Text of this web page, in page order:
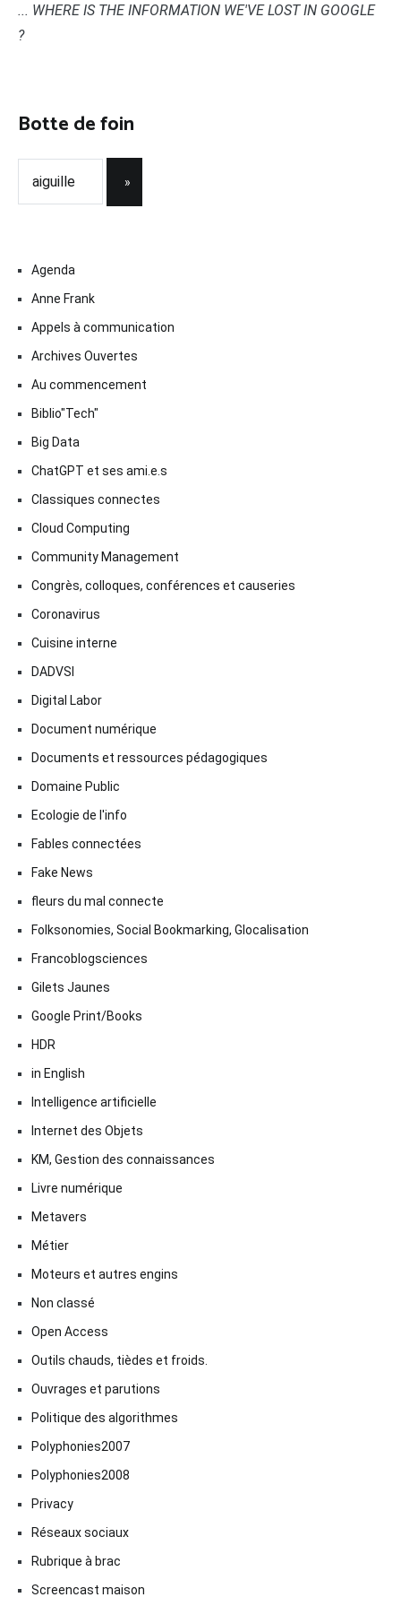
... WHERE IS THE INFORMATION WE'VE LOST IN GOOGLE
?
Botte de foin
Agenda
Anne Frank
Appels à communication
Archives Ouvertes
Au commencement
Biblio"Tech"
Big Data
ChatGPT et ses ami.e.s
Classiques connectes
Cloud Computing
Community Management
Congrès, colloques, conférences et causeries
Coronavirus
Cuisine interne
DADVSI
Digital Labor
Document numérique
Documents et ressources pédagogiques
Domaine Public
Ecologie de l'info
Fables connectées
Fake News
fleurs du mal connecte
Folksonomies, Social Bookmarking, Glocalisation
Francoblogsciences
Gilets Jaunes
Google Print/Books
HDR
in English
Intelligence artificielle
Internet des Objets
KM, Gestion des connaissances
Livre numérique
Metavers
Métier
Moteurs et autres engins
Non classé
Open Access
Outils chauds, tièdes et froids.
Ouvrages et parutions
Politique des algorithmes
Polyphonies2007
Polyphonies2008
Privacy
Réseaux sociaux
Rubrique à brac
Screencast maison